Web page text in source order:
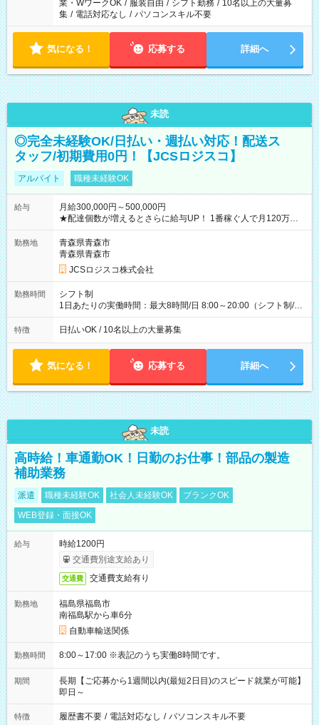
業・WワークOK / 服装自由 / シフト勤務 / 10名以上の大量募
集 / 電話対応なし / パソコンスキル不要
気になる！ 応募する 詳細へ
未読
◎完全未経験OK/日払い・週払い対応！配送ス
タッフ/初期費用0円！【JCSロジスコ】
アルバイト 職種未経験OK
給与
月給300,000円～500,000円
★配達個数が増えるとさらに給与UP！ 1番稼ぐ人で月120万ほ
ど！ ・主要都市エリア 月収55万円／週5日稼働 月収65万~112
万円／週6日稼働 ・地方郊外エリア 月収40万円／週5日稼働 月
収40万円~50万円／週6日稼働 ＜モデルイメージ＞ ■月収50万
円 (27歳男性/江東区在住)※元建築関係 1日150個配達×25日勤務
(日休み) ■月収80万円(43歳男性/墨田区在住)※元営業 1日200個
勤務地
青森県青森市
青森県青森市
JCSロジスコ株式会社
勤務時間
シフト制
1日あたりの実働時間：最大8時間/日 8:00～20:00（シフト制/実
働8時間） ※週5日勤務（場所次第では週4も有り） ※配達状況
によって時間外での勤務可能性有り ※案件により多少の前後あ
特徴 日払いOK / 10名以上の大量募集
気になる！ 応募する 詳細へ
未読
高時給！車通勤OK！日勤のお仕事！部品の製造
補助業務
派遣 職種未経験OK 社会人未経験OK
ブランクOK
WEB登録・面接OK
給与
時給1200円
交通費別途支給あり
交通費 交通費支給有り
勤務地
福島県福島市
南福島駅から車6分
自動車輸送関係
勤務時間 8:00～17:00 ※表記のうち実働8時間です。
期間
長期【ご応募から1週間以内(最短2日目)のスピード就業が可能】
即日～
特徴 履歴書不要 / 電話対応なし / パソコンスキル不要